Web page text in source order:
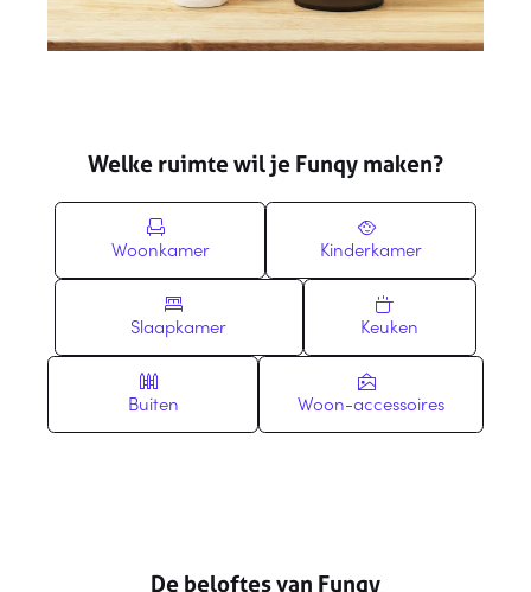
Welke ruimte wil je Funqy maken?
Woonkamer Kinderkamer
Slaapkamer Keuken
Buiten Woon-accessoires
De beloftes van Funqy